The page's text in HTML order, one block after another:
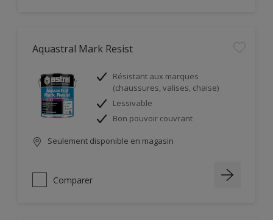
Aquastral Mark Resist
Résistant aux marques
(chaussures, valises, chaise)
Lessivable
Bon pouvoir couvrant
Seulement disponible en magasin
Comparer